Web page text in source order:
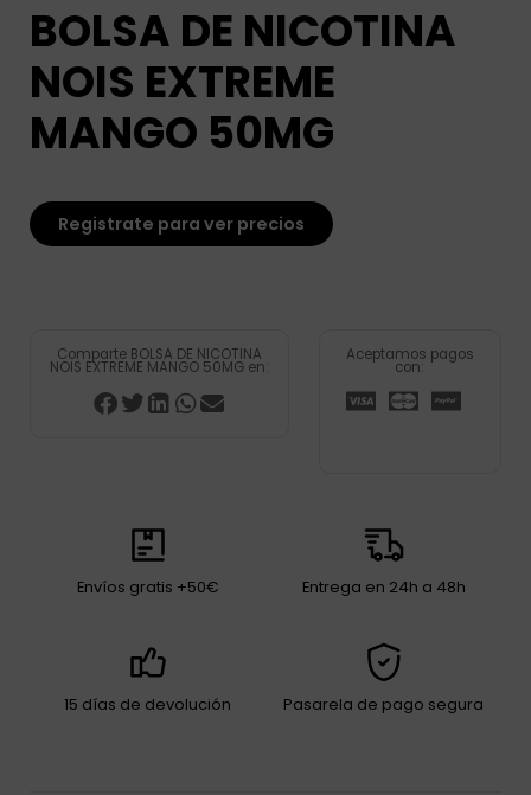
BOLSA DE NICOTINA
NOIS EXTREME
MANGO 50MG
Registrate para ver precios
Comparte BOLSA DE NICOTINA
NOIS EXTREME MANGO 50MG en:
Aceptamos pagos
con:
Envíos gratis +50€ Entrega en 24h a 48h
15 días de devolución Pasarela de pago segura